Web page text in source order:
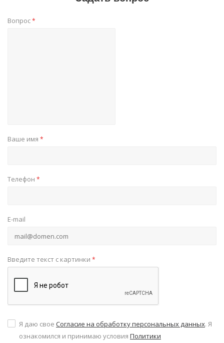
Вопрос*
Ваше имя *
Телефон *
E-mail
Введите текст с картинки *
Я даю свое Согласие на обработку персональных данных. Я
ознакомился и принимаю условия Политики